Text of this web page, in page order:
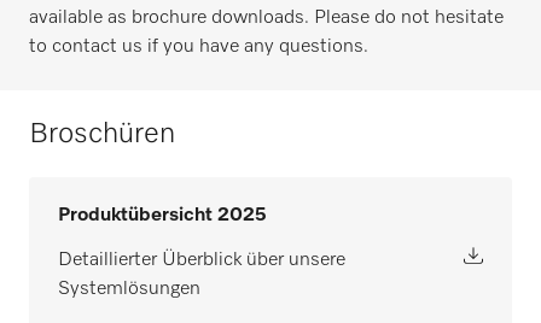
available as brochure downloads. Please do not hesitate
to contact us if you have any questions.
Broschüren
Produktübersicht 2025
Detaillierter Überblick über unsere
Systemlösungen